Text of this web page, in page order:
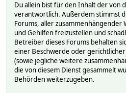
Du allein bist für den Inhalt der von
verantwortlich. Außerdem stimmst
Forums, aller zusammenhängender
und Gehilfen freizustellen und
Betreiber dieses Forums behalten
einer Beschwerde oder
(sowie jegliche weitere
die von diesem Dienst gesammelt
Behörden weiterzugeben.